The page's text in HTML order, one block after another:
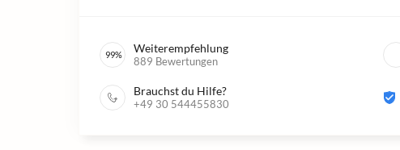
99% Weiterempfehlung
889 Bewertungen
Brauchst du Hilfe?
+49 30 544455830